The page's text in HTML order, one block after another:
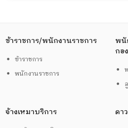
ข้าราชการ/พนักงานราชการ
ข้าราชการ
พนักงานราชการ
พนั
กอ
จ้างเหมาบริการ ดา